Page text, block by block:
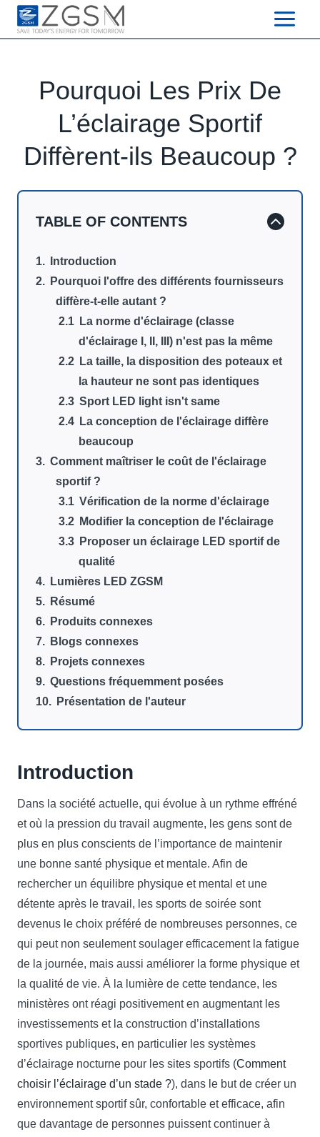
Skip
Pourquoi Les Prix ​​​​De
L’éclairage Sportif
Diffèrent-ils Beaucoup ?
TABLE OF CONTENTS
Introduction
Pourquoi l'offre des différents fournisseurs
diffère-t-elle autant ?
La norme d'éclairage (classe
d'éclairage I, II, III) n'est pas la même
La taille, la disposition des poteaux et
la hauteur ne sont pas identiques
Sport LED light isn't same
La conception de l'éclairage diffère
beaucoup
Comment maîtriser le coût de l'éclairage
sportif ?
Vérification de la norme d'éclairage
Modifier la conception de l'éclairage
Proposer un éclairage LED sportif de
qualité
Lumières LED ZGSM
Résumé
Produits connexes
Blogs connexes
Projets connexes
Questions fréquemment posées
Présentation de l'auteur
Introduction
Dans la société actuelle, qui évolue à un rythme effréné
et où la pression du travail augmente, les gens sont de
plus en plus conscients de l’importance de maintenir
une bonne santé physique et mentale. Afin de
rechercher un équilibre physique et mental et une
détente après le travail, les sports de soirée sont
devenus le choix préféré de nombreuses personnes, ce
qui peut non seulement soulager efficacement la fatigue
de la journée, mais aussi améliorer la forme physique et
la qualité de vie. À la lumière de cette tendance, les
ministères ont réagi positivement en augmentant les
investissements et la construction d’installations
sportives publiques, en particulier les systèmes
d’éclairage nocturne pour les sites sportifs (Comment
choisir l’éclairage d’un stade ?), dans le but de créer un
environnement sportif sûr, confortable et efficace, afin
que davantage de personnes puissent continuer à